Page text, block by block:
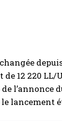
12 220
l’annonce